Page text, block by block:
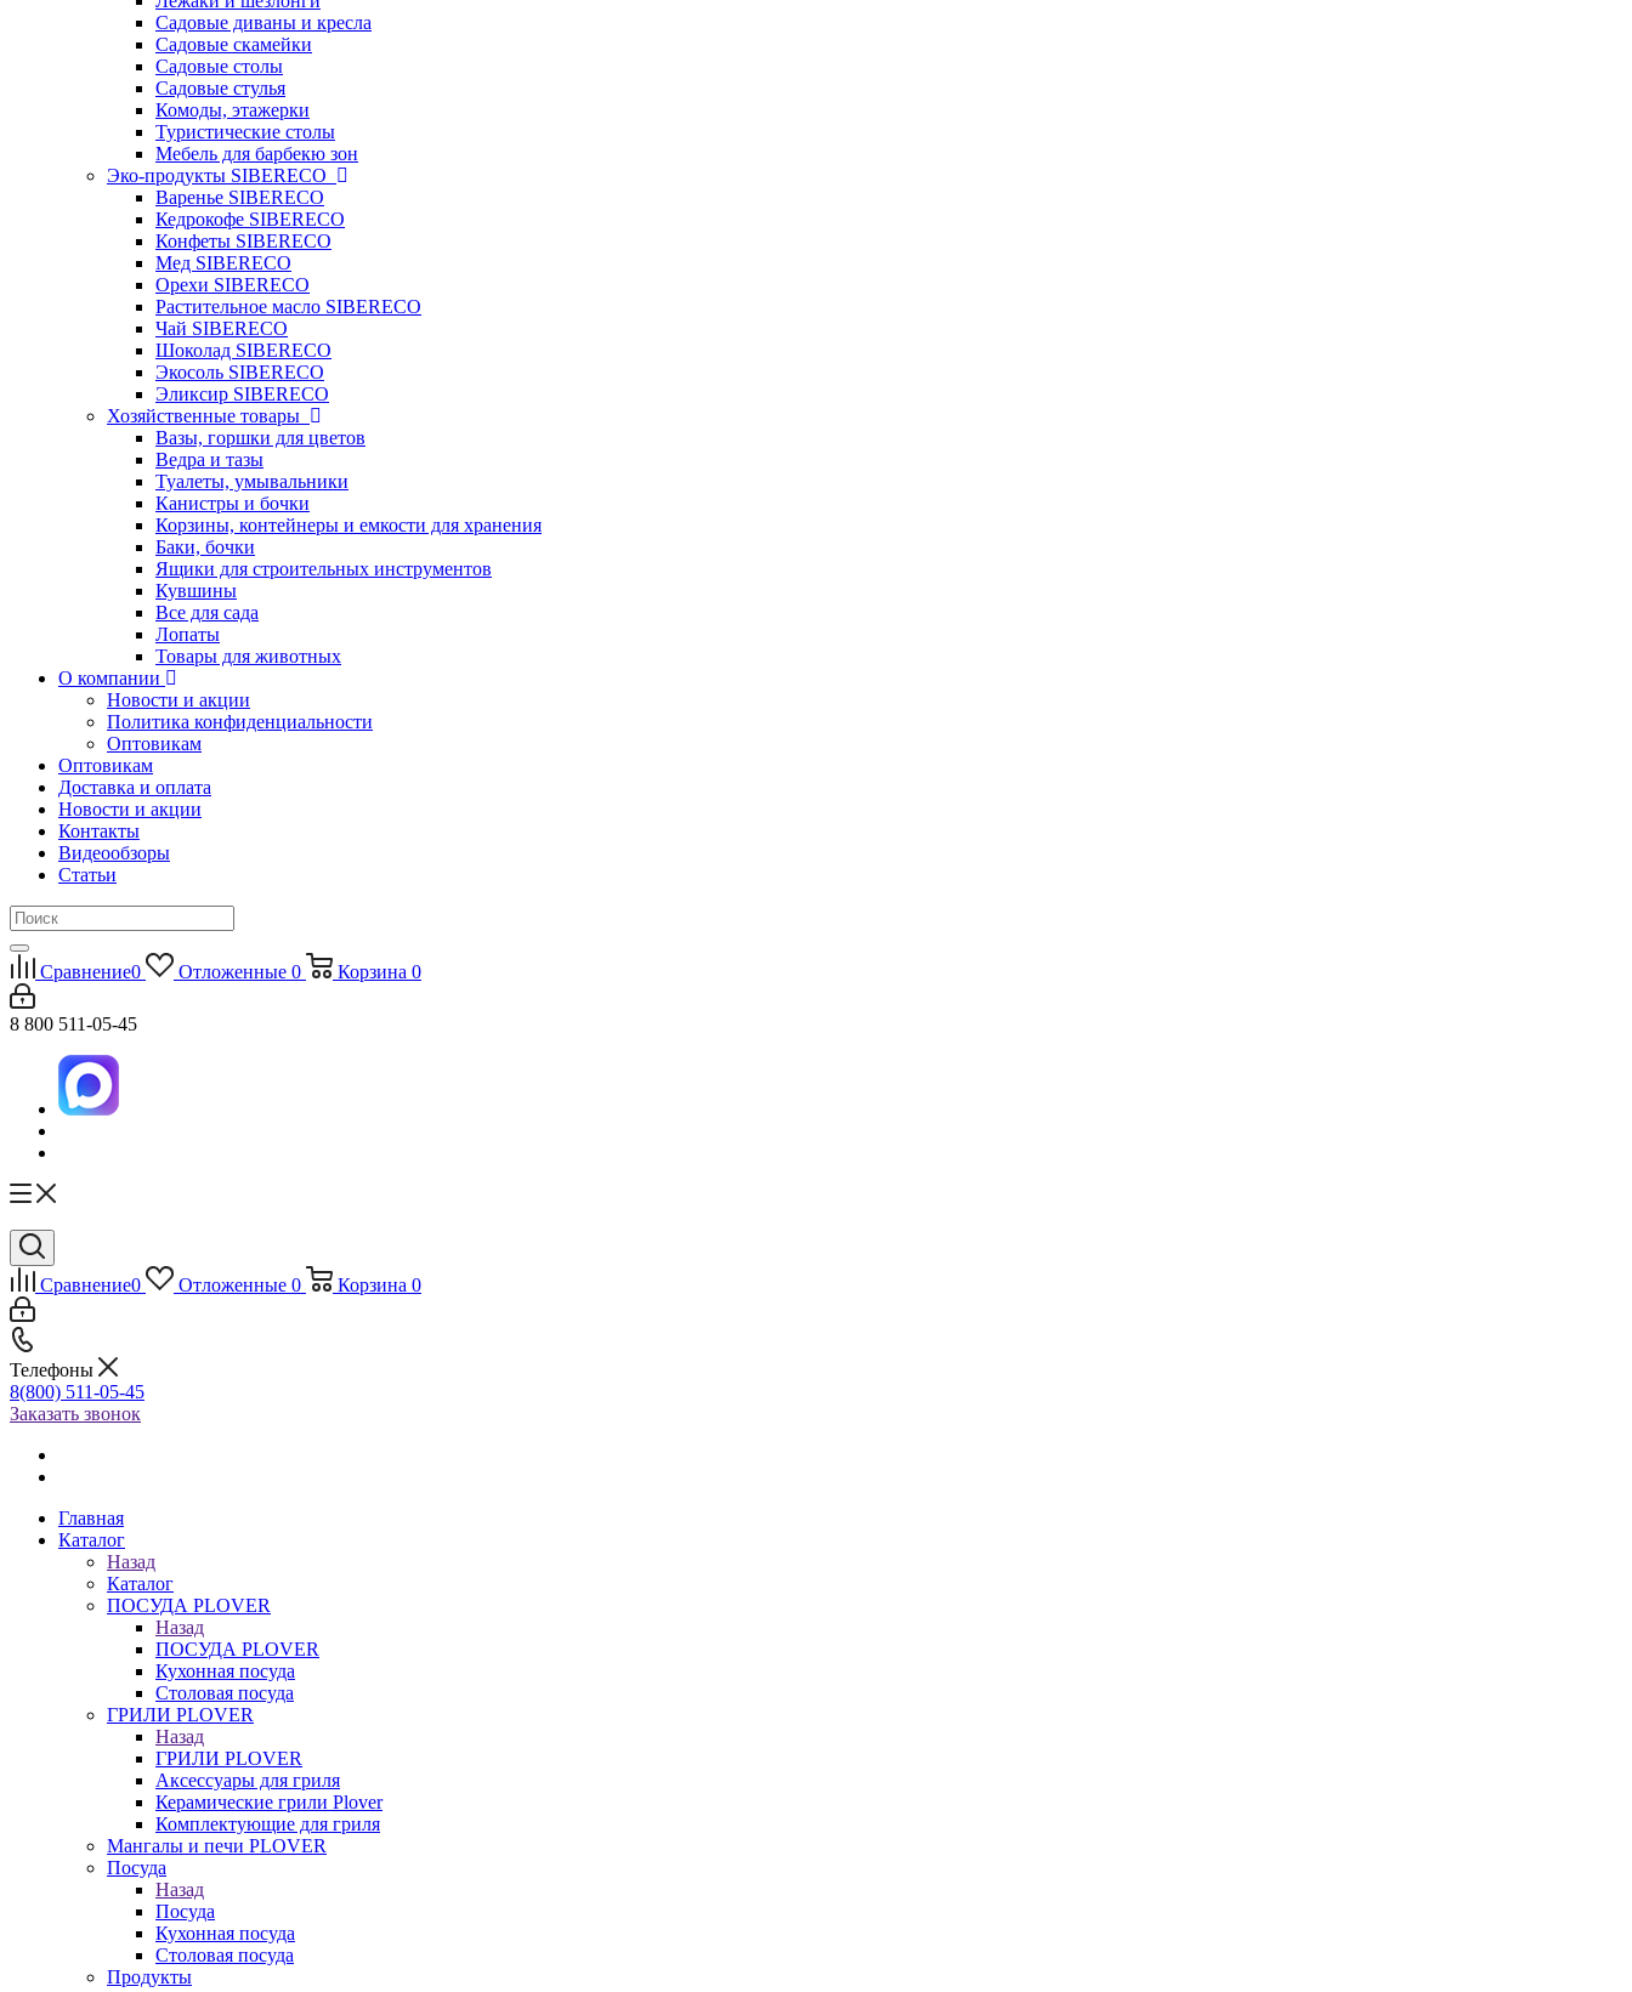
Садовые диваны и кресла
Садовые скамейки
Садовые столы
Садовые стулья
Комоды, этажерки
Туристические столы
Мебель для барбекю зон
Эко-продукты SIBERECO
Варенье SIBERECO
Кедрокофе SIBERECO
Конфеты SIBERECO
Мед SIBERECO
Орехи SIBERECO
Растительное масло SIBERECO
Чай SIBERECO
Шоколад SIBERECO
Экосоль SIBERECO
Эликсир SIBERECO
Хозяйственные товары
Вазы, горшки для цветов
Ведра и тазы
Туалеты, умывальники
Канистры и бочки
Корзины, контейнеры и емкости для хранения
Баки, бочки
Ящики для строительных инструментов
Кувшины
Все для сада
Лопаты
Товары для животных
О компании
Новости и акции
Политика конфиденциальности
Оптовикам
Оптовикам
Доставка и оплата
Новости и акции
Контакты
Видеообзоры
Статьи
Сравнение0 Отложенные 0 Корзина 0
8 800 511-05-45
Сравнение0 Отложенные 0 Корзина 0
Телефоны
8(800) 511-05-45
Заказать звонок
Главная
Каталог
Назад
Каталог
ПОСУДА PLOVER
Назад
ПОСУДА PLOVER
Кухонная посуда
Столовая посуда
ГРИЛИ PLOVER
Назад
ГРИЛИ PLOVER
Аксессуары для гриля
Керамические грили Plover
Комплектующие для гриля
Мангалы и печи PLOVER
Посуда
Назад
Посуда
Кухонная посуда
Столовая посуда
Продукты